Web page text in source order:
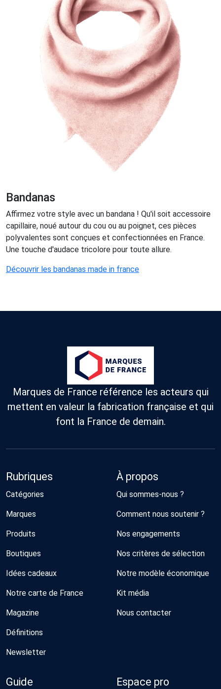
Bandanas
Affirmez votre style avec un bandana ! Qu'il soit accessoire
capillaire, noué autour du cou ou au poignet, ces pièces
polyvalentes sont conçues et confectionnées en France.
Une touche d'audace tricolore pour toute allure.
Découvrir les bandanas made in france
Marques de France référence les acteurs qui
mettent en valeur la fabrication française et qui
font la France de demain.
Rubriques
Catégories
Marques
Produits
Boutiques
Idées cadeaux
Notre carte de France
Magazine
Définitions
Newsletter
À propos
Qui sommes-nous ?
Comment nous soutenir ?
Nos engagements
Nos critères de sélection
Notre modèle économique
Kit média
Nous contacter
Guide Espace pro